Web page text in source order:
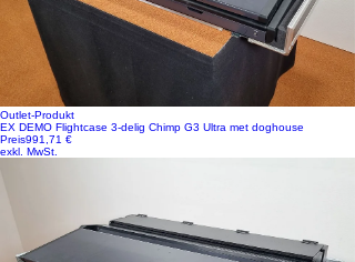
Outlet-Produkt
EX DEMO Flightcase 3-delig Chimp G3 Ultra met doghouse
Preis991,71 €
exkl. MwSt.